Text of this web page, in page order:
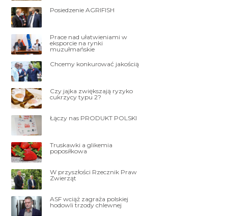
Posiedzenie AGRIFISH
Prace nad ułatwieniami w
eksporcie na rynki
muzułmańskie
Chcemy konkurować jakością
Czy jajka zwiększają ryzyko
cukrzycy typu 2?
Łączy nas PRODUKT POLSKI
Truskawki a glikemia
poposiłkowa
W przyszłości Rzecznik Praw
Zwierząt
ASF wciąż zagraża polskiej
hodowli trzody chlewnej